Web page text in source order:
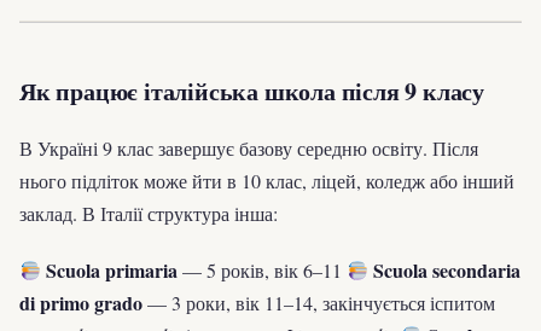
Як працює італійська школа після 9 класу
В Україні 9 клас завершує базову середню освіту. Після
нього підліток може йти в 10 клас, ліцей, коледж або інший
заклад. В Італії структура інша:
Scuola primaria— 5 років, вік 6–11
Scuola secondaria
di primo grado— 3 роки, вік 11–14, закінчується іспитом